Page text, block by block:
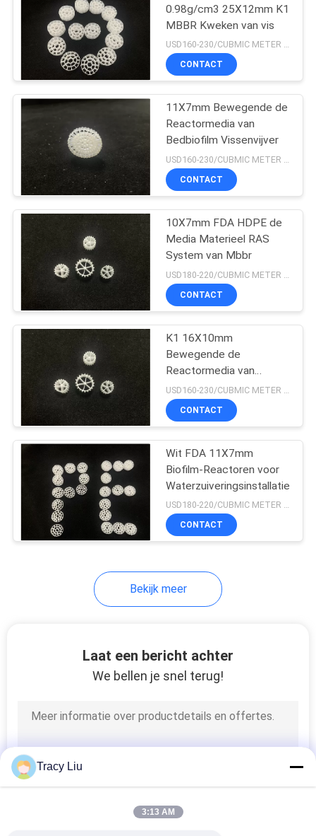
biocell filtermedia
Bewegende de
Reactormedia van
Bedbiofilm
15
Zachte pvc-
Samenstelling
Zachte pvc-Korrels
De Plastic Korrels
van pvc
0.98g/cm3 25X12mm K1
MBBR Kweken van vis
USD160-230/CUBMIC METER MOQ:1CubmicMeter
CONTACT
11X7mm Bewegende de
Reactormedia van
Bedbiofilm Vissenvijver
USD160-230/CUBMIC METER MOQ:1CubmicMeter
CONTACT
10X7mm FDA HDPE de
Media Materieel RAS
System van Mbbr
CONTACT
K1 16X10mm
Bewegende de
Reactormedia van
Bedbiofilm HDPE
CONTACT
Wit FDA 11X7mm
Biofilm-Reactoren voor
Waterzuiveringsinstallatie
USD180-220/CUBMIC METER MOQ:1CubmicMeter
CONTACT
Bekijk meer
Laat een bericht achter
We bellen je snel terug!
Tracy Liu
3:13 AM